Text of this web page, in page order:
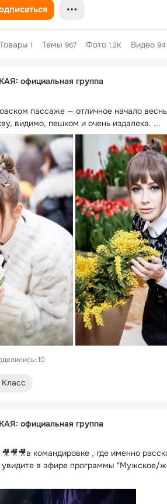
Товары 1 Темы 967 Фото 1.2K Видео 94
официальная группа
пассаже — отличное начало
видимо, пешком и очень издалека. ...
10
Класс
официальная группа
командировке , где именно
увидите в эфире программы "Мужское/